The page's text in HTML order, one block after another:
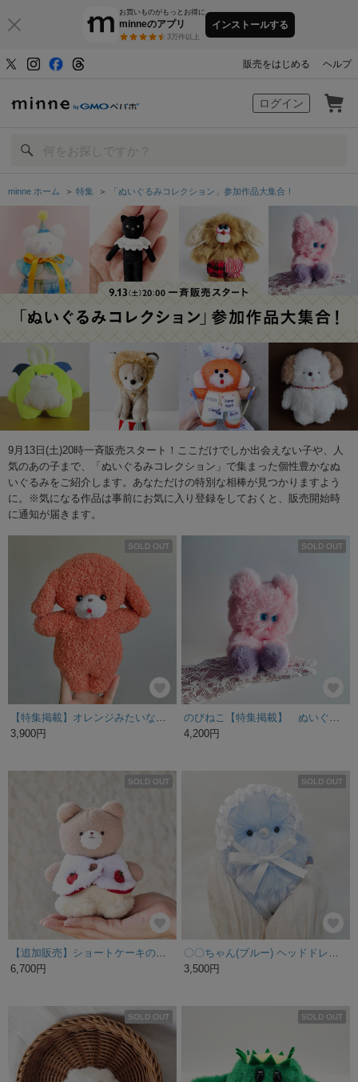
お買いものがもっとお得に
minneのアプリ
3万件以上
インストールする
販売をはじめる ヘルプ
ログイン
minne ホーム ＞ 特集 ＞ 「ぬいぐるみコレクション」参加作品大集合！
9月13日(土)20時一斉販売スタート！ここだけでしか出会えない子や、人
気のあの子まで、「ぬいぐるみコレクション」で集まった個性豊かなぬ
いぐるみをご紹介します。あなただけの特別な相棒が見つかりますよう
に。※気になる作品は事前にお気に入り登録をしておくと、販売開始時
に通知が届きます。
SOLD OUT
3,900円
SOLD OUT
4,200円
SOLD OUT
6,700円
SOLD OUT
3,500円
SOLD OUT SOLD OUT